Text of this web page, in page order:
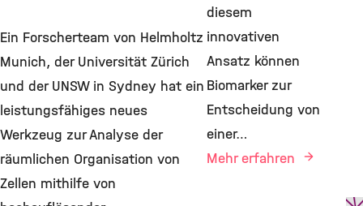
Ein Forscherteam von Helmholtz
Munich, der Universität Zürich
und der UNSW in Sydney hat ein
leistungsfähiges neues
Werkzeug zur Analyse der
räumlichen Organisation von
Zellen mithilfe von
diesem
innovativen
Ansatz können
Biomarker zur
Entscheidung von
einer…
Mehr erfahren